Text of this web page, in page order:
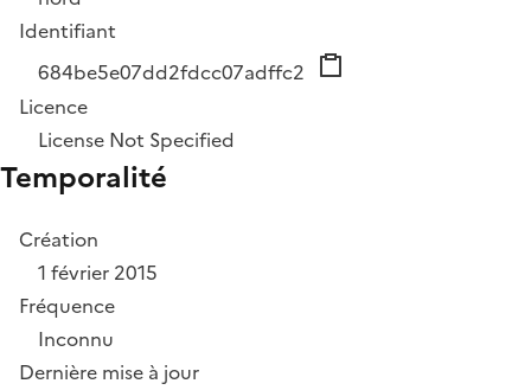
Identifiant
684be5e07dd2fdcc07adffc2
Licence
License Not Specified
Temporalité
Création
1 février 2015
Fréquence
Inconnu
Dernière mise à jour